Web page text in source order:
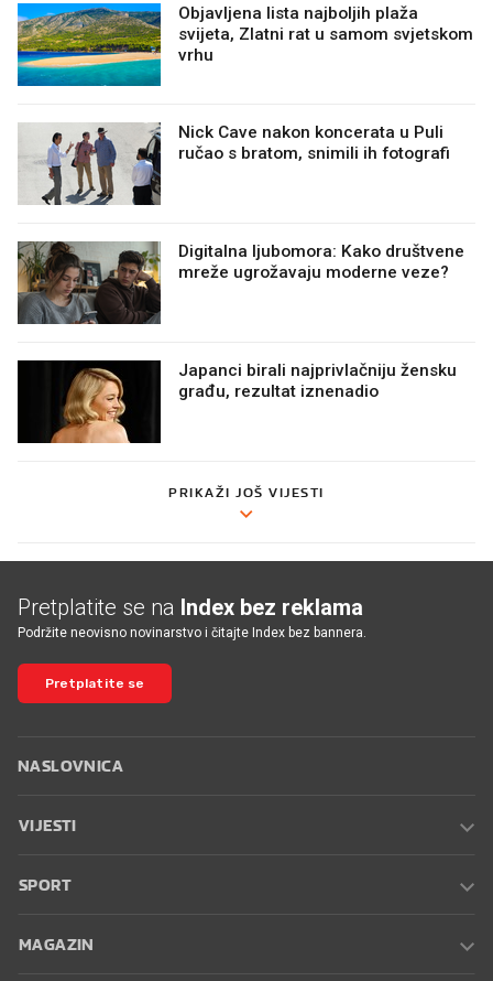
Objavljena lista najboljih plaža
svijeta, Zlatni rat u samom svjetskom
vrhu
Nick Cave nakon koncerata u Puli
ručao s bratom, snimili ih fotografi
Digitalna ljubomora: Kako društvene
mreže ugrožavaju moderne veze?
Japanci birali najprivlačniju žensku
građu, rezultat iznenadio
PRIKAŽI JOŠ VIJESTI
Pretplatite se na Index bez reklama
Podržite neovisno novinarstvo i čitajte Index bez bannera.
Pretplatite se
NASLOVNICA
VIJESTI
SPORT
MAGAZIN